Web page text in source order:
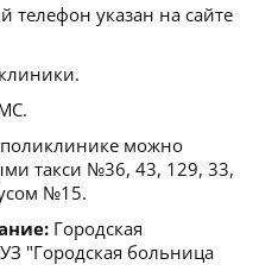
телефон указан на сайте
можно
такси №36, 43, 129, 33,
№15.
Городская
"Городская больница